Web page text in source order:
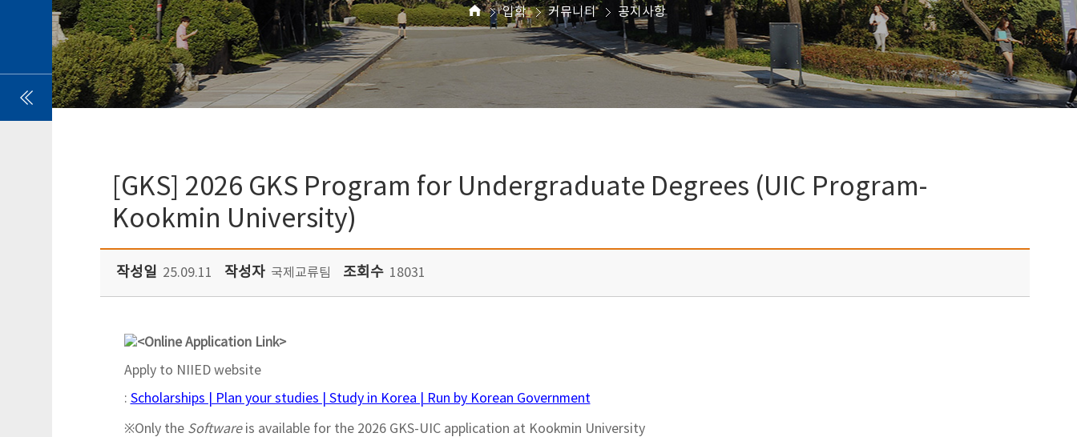
입학 커뮤니티 공지사항
[GKS] 2026 GKS Program for Undergraduate Degrees (UIC Program-
Kookmin University)
작성일 25.09.11 작성자 국제교류팀 조회수 18031
<Online Application Link>
Apply to NIIED website
: Scholarships | Plan your studies | Study in Korea | Run by Korean Government
※Only the Software is available for the 2026 GKS-UIC application at Kookmin University